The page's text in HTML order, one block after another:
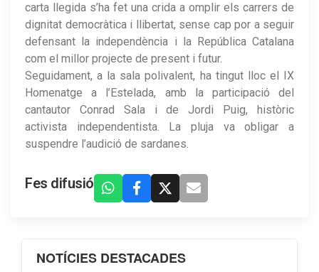
carta llegida s’ha fet una crida a omplir els carrers de
dignitat democràtica i llibertat, sense cap por a seguir
defensant la independència i la República Catalana
com el millor projecte de present i futur.
Seguidament, a la sala polivalent, ha tingut lloc el IX
Homenatge a l’Estelada, amb la participació del
cantautor Conrad Sala i de Jordi Puig, històric
activista independentista. La pluja va obligar a
suspendre l’audició de sardanes.
Fes difusió
NOTÍCIES DESTACADES